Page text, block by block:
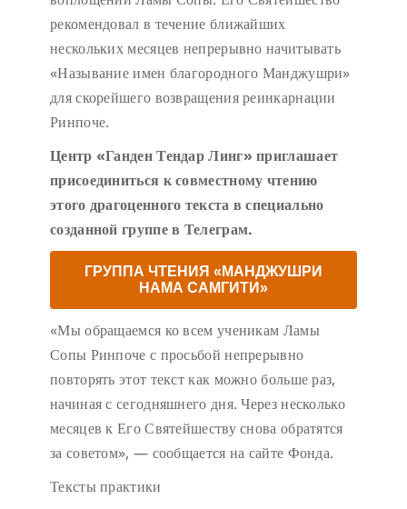
рекомендовал в течение ближайших
нескольких месяцев непрерывно начитывать
«Называние имен благородного Манджушри»
для скорейшего возвращения реинкарнации
Ринпоче.
Центр «Ганден Тендар Линг» приглашает
присоединиться к совместному чтению
этого драгоценного текста в специально
созданной группе в Телеграм.
ГРУППА ЧТЕНИЯ «МАНДЖУШРИ
НАМА САМГИТИ»
«Мы обращаемся ко всем ученикам Ламы
Сопы Ринпоче с просьбой непрерывно
повторять этот текст как можно больше раз,
начиная с сегодняшнего дня. Через несколько
месяцев к Его Святейшеству снова обратятся
за советом», — сообщается на сайте Фонда.
Тексты практики